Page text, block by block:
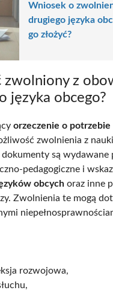
Wniosek o
drugiego języka
go złożyć?
zwolniony z
języka obcego?
orzeczenie o potrzebie
zwolnienia z
dokumenty są wydawane
pedagogiczne i
obcych oraz inne
Zwolnienia te mogą
rozwojowa,